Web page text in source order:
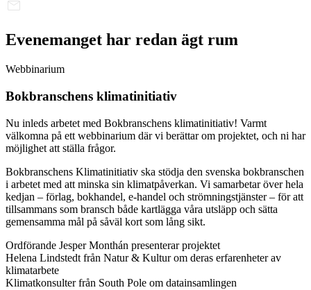
Evenemanget har redan ägt rum
Webbinarium
Bokbranschens klimatinitiativ
Nu inleds arbetet med Bokbranschens klimatinitiativ! Varmt
välkomna på ett webbinarium där vi berättar om projektet, och ni har
möjlighet att ställa frågor.
Bokbranschens Klimatinitiativ ska stödja den svenska bokbranschen
i arbetet med att minska sin klimatpåverkan. Vi samarbetar över hela
kedjan – förlag, bokhandel, e-handel och strömningstjänster – för att
tillsammans som bransch både kartlägga våra utsläpp och sätta
gemensamma mål på såväl kort som lång sikt.
Ordförande Jesper Monthán presenterar projektet
Helena Lindstedt från Natur & Kultur om deras erfarenheter av
klimatarbete
Klimatkonsulter från South Pole om datainsamlingen